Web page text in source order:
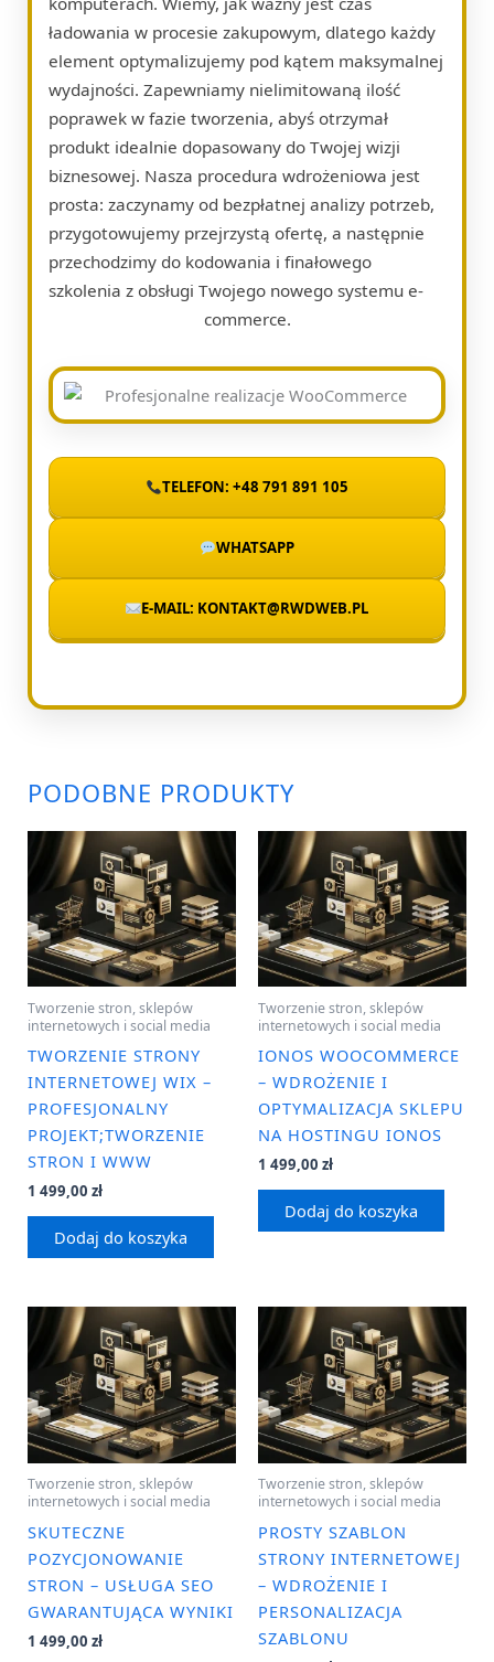
ładowania w procesie zakupowym, dlatego każdy
element optymalizujemy pod kątem maksymalnej
wydajności. Zapewniamy nielimitowaną ilość
poprawek w fazie tworzenia, abyś otrzymał
produkt idealnie dopasowany do Twojej wizji
biznesowej. Nasza procedura wdrożeniowa jest
prosta: zaczynamy od bezpłatnej analizy potrzeb,
przygotowujemy przejrzystą ofertę, a następnie
przechodzimy do kodowania i finałowego
szkolenia z obsługi Twojego nowego systemu e-
commerce.
TELEFON: +48 791 891 105
WHATSAPP
E-MAIL: KONTAKT@RWDWEB.PL
PODOBNE PRODUKTY
Tworzenie stron, sklepów
internetowych i social media
TWORZENIE STRONY
INTERNETOWEJ WIX –
PROFESJONALNY
PROJEKT;TWORZENIE
STRON I WWW
1 499,00 zł
Dodaj do koszyka
Tworzenie stron, sklepów
internetowych i social media
IONOS WOOCOMMERCE
– WDROŻENIE I
OPTYMALIZACJA SKLEPU
NA HOSTINGU IONOS
1 499,00 zł
Dodaj do koszyka
Tworzenie stron, sklepów
internetowych i social media
SKUTECZNE
POZYCJONOWANIE
STRON – USŁUGA SEO
GWARANTUJĄCA WYNIKI
1 499,00 zł
Tworzenie stron, sklepów
internetowych i social media
PROSTY SZABLON
STRONY INTERNETOWEJ
– WDROŻENIE I
PERSONALIZACJA
SZABLONU